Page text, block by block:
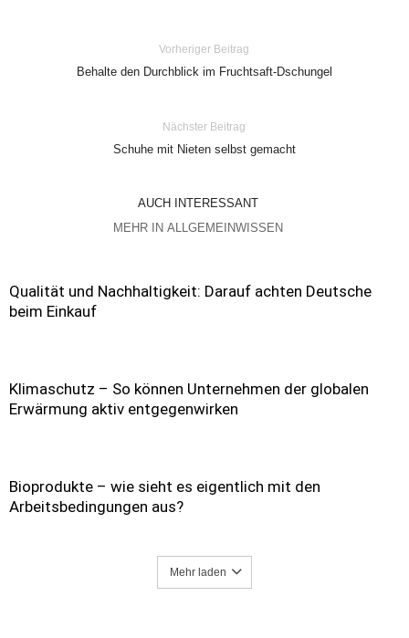
Vorheriger Beitrag
Behalte den Durchblick im Fruchtsaft-Dschungel
Nächster Beitrag
Schuhe mit Nieten selbst gemacht
AUCH INTERESSANT
MEHR IN ALLGEMEINWISSEN
Qualität und Nachhaltigkeit: Darauf achten Deutsche
beim Einkauf
Klimaschutz – So können Unternehmen der globalen
Erwärmung aktiv entgegenwirken
Bioprodukte – wie sieht es eigentlich mit den
Arbeitsbedingungen aus?
Mehr laden